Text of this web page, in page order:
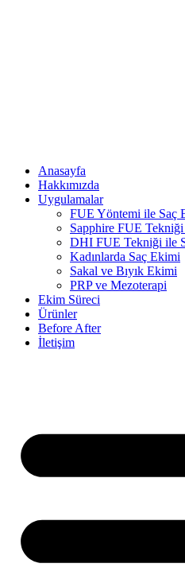
Anasayfa
Hakkımızda
Uygulamalar
FUE Yöntemi ile Saç
Sapphire FUE
DHI FUE Tekniği ile
Kadınlarda Saç Ekimi
Sakal ve Bıyık Ekimi
PRP ve Mezoterapi
Ekim Süreci
Ürünler
Before After
İletişim